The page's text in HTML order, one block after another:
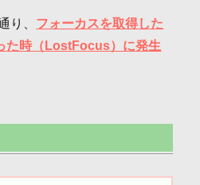
り、 フォーカスを取得した
た時（LostFocus）に発生